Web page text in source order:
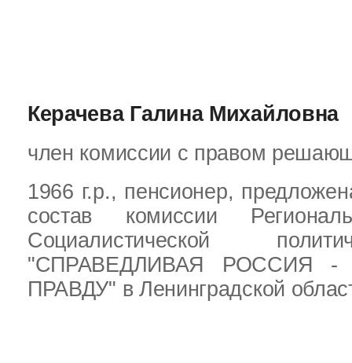
Керачева Галина Михайловна
член комиссии с правом
1966 г.р., пенсионер,
состав комиссии
Социалистической
"СПРАВЕДЛИВАЯ РОССИЯ
ПРАВДУ" в Ленинградской